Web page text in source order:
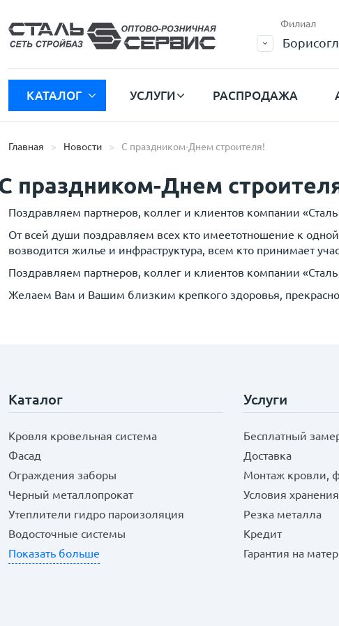
Филиал
КАТАЛОГ УСЛУГИ РАСПРОДАЖА
Главная Новости С праздником-Днем строителя!
праздником-Днем
Поздравляем партнеров, коллег и клиентов компании
От всей души поздравляем всех кто имеетотношение к
возводится жилье и инфраструктура, всем кто принимает
Поздравляем партнеров, коллег и клиентов компании
Желаем Вам и Вашим близким крепкого здоровья,
Каталог
Кровля кровельная система
Фасад
Ограждения заборы
Черный металлопрокат
Утеплители гидро пароизоляция
Водосточные системы
Показать больше
Услуги
Бесплатный
Доставка
Монтаж кровли,
Условия
Резка металла
Кредит
Гарантия на